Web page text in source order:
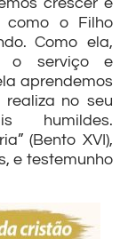
crescer e
como o Filho
Como ela,
o serviço e
aprendemos
no seu
humildes.
(Bento XVI),
e testemunho